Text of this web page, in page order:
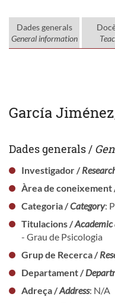
Dades generals
General information
García
Dades generals /
Investigador /
Àrea de coneixement
Categoria /Category:
Titulacions /
- Grau de Psicologia
Grup de Recerca /
Departament /
Adreça /Address: N/A